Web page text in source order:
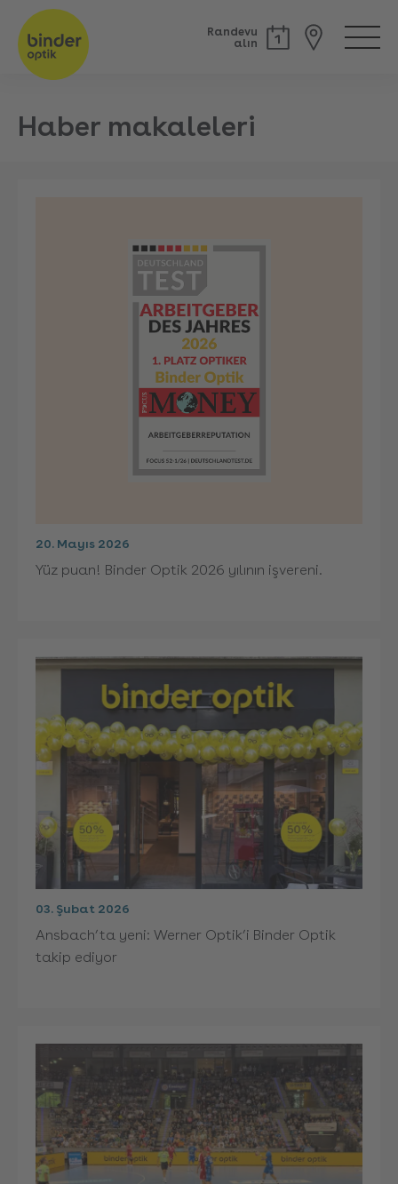
Randevu
alın
Haber makaleleri
20. Mayıs 2026
Yüz puan! Binder Optik 2026 yılının işvereni.
03. Şubat 2026
Ansbach’ta yeni: Werner Optik’i Binder Optik
takip ediyor